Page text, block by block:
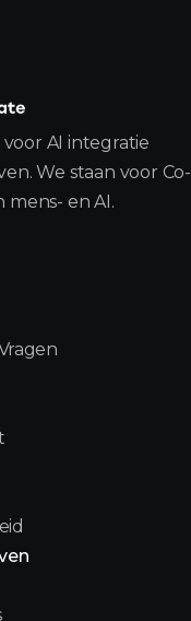
AI integratie
We staan voor Co-
mens- en AI.